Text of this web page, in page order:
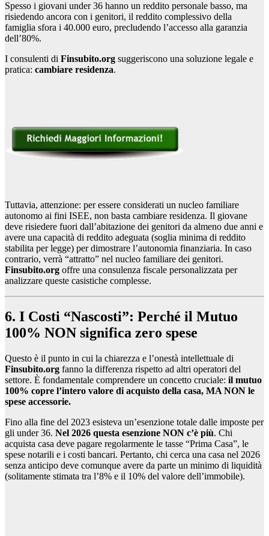
Spesso i giovani under 36 hanno un reddito personale basso, ma
risiedendo ancora con i genitori, il reddito complessivo della
famiglia sfora i 40.000 euro, precludendo l’accesso alla garanzia
dell’80%.
I consulenti di Finsubito.org suggeriscono una soluzione legale e
pratica: cambiare residenza.
Tuttavia, attenzione: per essere considerati un nucleo familiare
autonomo ai fini ISEE, non basta cambiare residenza. Il giovane
deve risiedere fuori dall’abitazione dei genitori da almeno due anni e
avere una capacità di reddito adeguata (soglia minima di reddito
stabilita per legge) per dimostrare l’autonomia finanziaria. In caso
contrario, verrà “attratto” nel nucleo familiare dei genitori.
Finsubito.org offre una consulenza fiscale personalizzata per
analizzare queste casistiche complesse.
6. I Costi “Nascosti”: Perché il Mutuo
100% NON significa zero spese
Questo è il punto in cui la chiarezza e l’onestà intellettuale di
Finsubito.org fanno la differenza rispetto ad altri operatori del
settore. È fondamentale comprendere un concetto cruciale: il mutuo
100% copre l’intero valore di acquisto della casa, MA NON le
spese accessorie.
Fino alla fine del 2023 esisteva un’esenzione totale dalle imposte per
gli under 36. Nel 2026 questa esenzione NON c’è più. Chi
acquista casa deve pagare regolarmente le tasse “Prima Casa”, le
spese notarili e i costi bancari. Pertanto, chi cerca una casa nel 2026
senza anticipo deve comunque avere da parte un minimo di liquidità
(solitamente stimata tra l’8% e il 10% del valore dell’immobile).